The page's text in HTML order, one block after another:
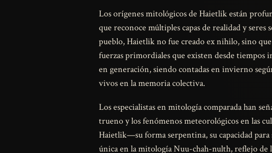
Los orígenes mitológicos de Haietlik están
que reconoce múltiples capas de realidad y
pueblo, Haietlik no fue creado ex nihilo, sino
fuerzas primordiales que existen desde tiempos
en generación, siendo contadas en invierno
vivos en la memoria colectiva.
Los especialistas en mitología comparada han
trueno y los fenómenos meteorológicos en las
Haietlik—su forma serpentina, su capacidad
única en la mitología Nuu-chah-nulth, reflejo de